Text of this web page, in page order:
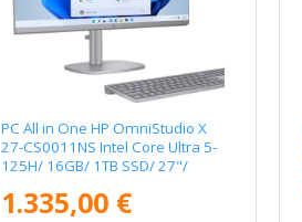
PC All in One HP OmniStudio X
27-CS0011NS Intel Core Ultra 5-
125H/ 16GB/ 1TB SSD/ 27"/
1.335,00 €